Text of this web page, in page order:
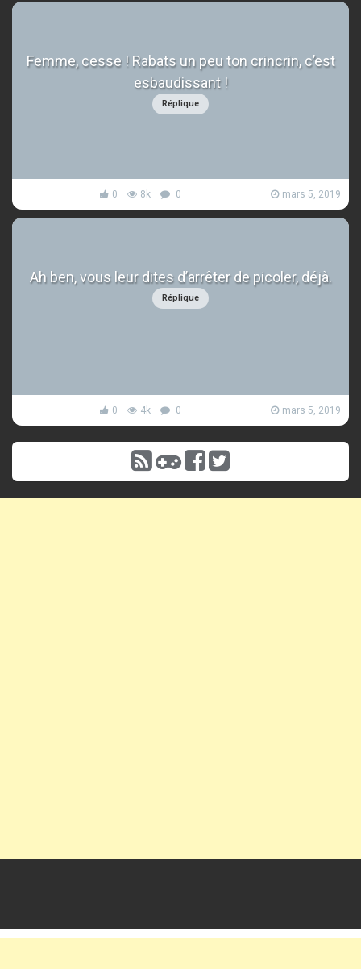
Femme, cesse ! Rabats un peu ton crincrin, c’est
esbaudissant !
Réplique
0 8k 0 mars 5, 2019
Ah ben, vous leur dites d’arrêter de picoler, déjà.
Réplique
0 4k 0 mars 5, 2019